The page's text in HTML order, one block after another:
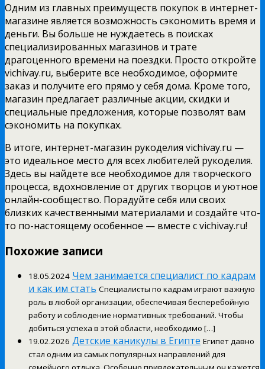
Одним из главных преимуществ покупок в интернет-
магазине является возможность сэкономить время и
деньги. Вы больше не нуждаетесь в поисках
специализированных магазинов и трате
драгоценного времени на поездки. Просто откройте
vichivay.ru, выберите все необходимое, оформите
заказ и получите его прямо у себя дома. Кроме того,
магазин предлагает различные акции, скидки и
специальные предложения, которые позволят вам
сэкономить на покупках.
В итоге, интернет-магазин рукоделия vichivay.ru —
это идеальное место для всех любителей рукоделия.
Здесь вы найдете все необходимое для творческого
процесса, вдохновление от других творцов и уютное
онлайн-сообщество. Порадуйте себя или своих
близких качественными материалами и создайте что-
то по-настоящему особенное — вместе с vichivay.ru!
Похожие записи
18.05.2024 Чем занимается специалист по кадрам
и как им стать Специалисты по кадрам играют важную
роль в любой организации, обеспечивая бесперебойную
работу и соблюдение нормативных требований. Чтобы
добиться успеха в этой области, необходимо […]
19.02.2026 Детские каникулы в Египте Египет давно
стал одним из самых популярных направлений для